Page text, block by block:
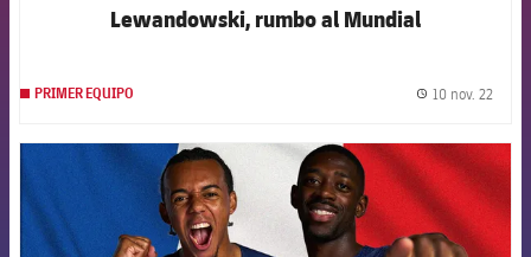
Lewandowski, rumbo al Mundial
PRIMER EQUIPO 10 nov. 22
FCB Barcelona badge